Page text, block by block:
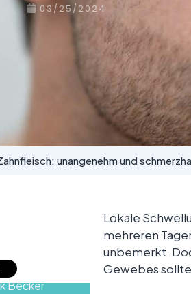
03/25/2024
unangenehm und
Becker
Lokale
mehreren
unbemerkt.
Gewebes sollte